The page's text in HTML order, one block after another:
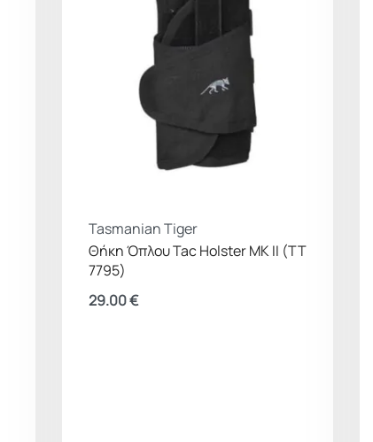
Tasmanian Tiger
Θήκη Όπλου Tac Holster MK II (TT
7795)
29.00€